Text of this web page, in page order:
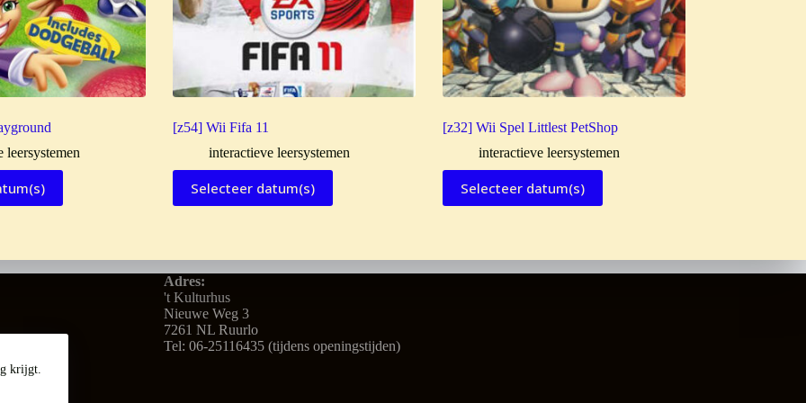
krijgt.
leersystemen
[z54] Wii Fifa 11
interactieve leersystemen
Selecteer datum(s)
[z32] Wii Spel Littlest PetShop
interactieve leersystemen
Selecteer datum(s)
Adres:
't Kulturhus
Nieuwe Weg 3
7261 NL Ruurlo
Tel: 06-25116435 (tijdens openingstijden)